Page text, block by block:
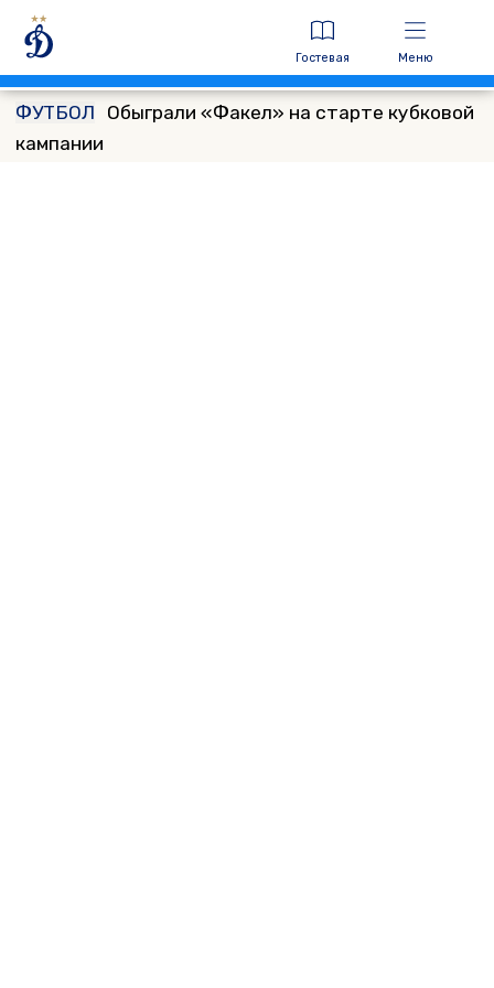
Гостевая Меню
ФУТБОЛ
Обыграли «Факел» на старте кубковой
кампании